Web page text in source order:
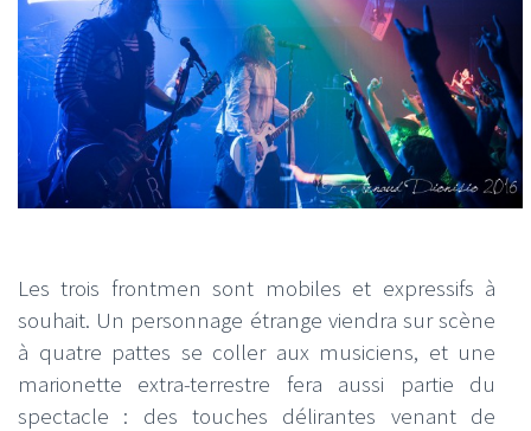
Les trois frontmen sont mobiles et expressifs à
souhait. Un personnage étrange viendra sur scène
à quatre pattes se coller aux musiciens, et une
marionette extra-terrestre fera aussi partie du
spectacle : des touches délirantes venant de